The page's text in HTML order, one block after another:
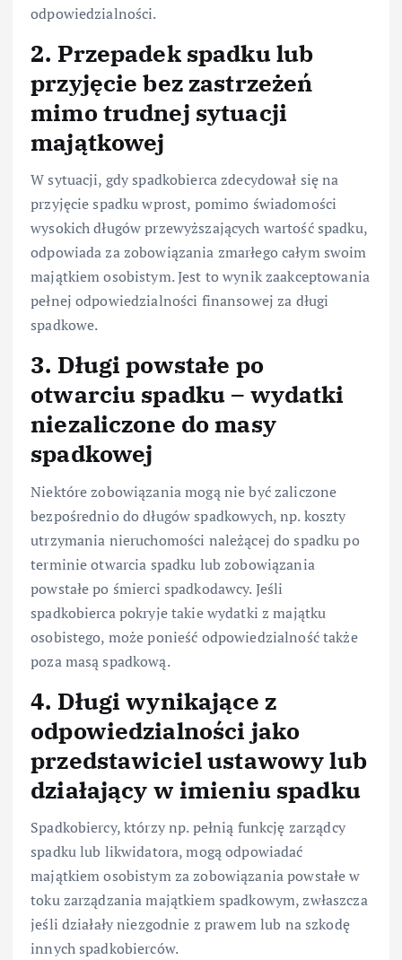
odpowiedzialności.
2. Przepadek spadku lub
przyjęcie bez zastrzeżeń
mimo trudnej sytuacji
majątkowej
W sytuacji, gdy spadkobierca zdecydował się na
przyjęcie spadku wprost, pomimo świadomości
wysokich długów przewyższających wartość spadku,
odpowiada za zobowiązania zmarłego całym swoim
majątkiem osobistym. Jest to wynik zaakceptowania
pełnej odpowiedzialności finansowej za długi
spadkowe.
3. Długi powstałe po
otwarciu spadku – wydatki
niezaliczone do masy
spadkowej
Niektóre zobowiązania mogą nie być zaliczone
bezpośrednio do długów spadkowych, np. koszty
utrzymania nieruchomości należącej do spadku po
terminie otwarcia spadku lub zobowiązania
powstałe po śmierci spadkodawcy. Jeśli
spadkobierca pokryje takie wydatki z majątku
osobistego, może ponieść odpowiedzialność także
poza masą spadkową.
4. Długi wynikające z
odpowiedzialności jako
przedstawiciel ustawowy lub
działający w imieniu spadku
Spadkobiercy, którzy np. pełnią funkcję zarządcy
spadku lub likwidatora, mogą odpowiadać
majątkiem osobistym za zobowiązania powstałe w
toku zarządzania majątkiem spadkowym, zwłaszcza
jeśli działały niezgodnie z prawem lub na szkodę
innych spadkobierców.